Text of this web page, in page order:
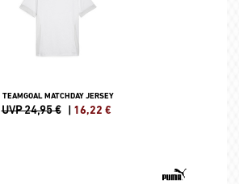
TEAMGOAL MATCHDAY JERSEY
UVP 24,95 € | 16,22 €